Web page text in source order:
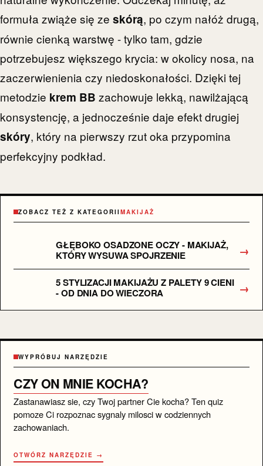
formuła zwiąże się ze skórą, po czym nałóż drugą,
równie cienką warstwę - tylko tam, gdzie
potrzebujesz większego krycia: w okolicy nosa, na
zaczerwienienia czy niedoskonałości. Dzięki tej
metodzie krem BB zachowuje lekką, nawilżającą
konsystencję, a jednocześnie daje efekt drugiej
skóry, który na pierwszy rzut oka przypomina
perfekcyjny podkład.
ZOBACZ TEŻ Z KATEGORIIMAKIJAŻ
GŁĘBOKO OSADZONE OCZY - MAKIJAŻ,
KTÓRY WYSUWA SPOJRZENIE
→
5 STYLIZACJI MAKIJAŻU Z PALETY 9 CIENI
- OD DNIA DO WIECZORA
→
WYPRÓBUJ NARZĘDZIE
CZY ON MNIE KOCHA?
Zastanawiasz sie, czy Twoj partner Cie kocha? Ten quiz
pomoze Ci rozpoznac sygnaly milosci w codziennych
zachowaniach.
OTWÓRZ NARZĘDZIE →